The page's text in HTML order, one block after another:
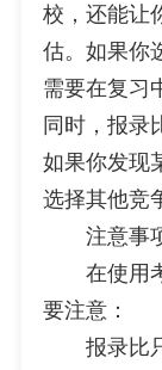
校，还能让
估。如果你
需要在复习
同时，报录
如果你发现
选择其他竞
注意事
在使用
要注意：
报录比